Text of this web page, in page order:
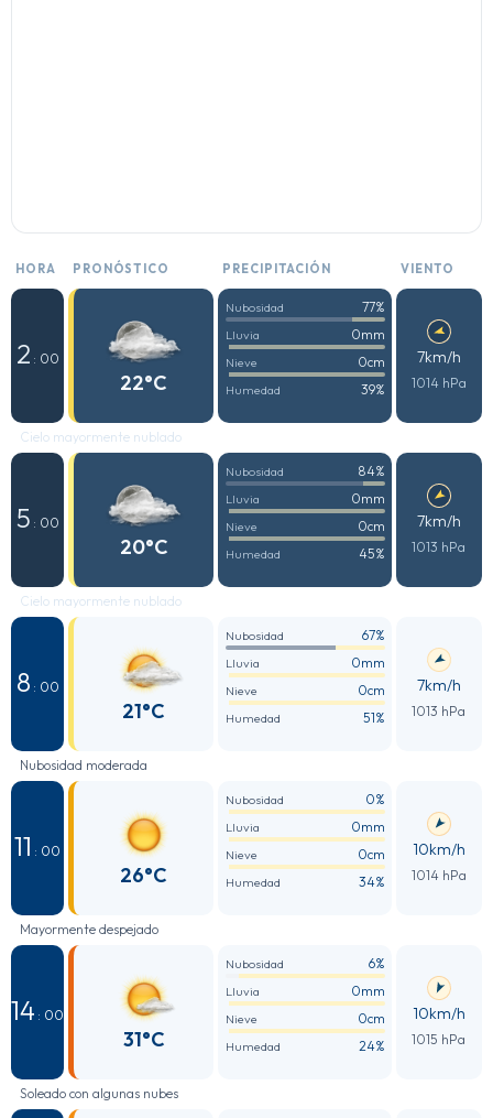
HORA PRONÓSTICO PRECIPITACIÓN VIENTO
2 : 00
22°C
Nubosidad 77%
Lluvia 0mm
Nieve 0cm
Humedad 39%
7km/h
1014 hPa
Cielo mayormente nublado
5 : 00
20°C
Nubosidad 84%
Lluvia 0mm
Nieve 0cm
Humedad 45%
7km/h
1013 hPa
Cielo mayormente nublado
8 : 00
21°C
Nubosidad 67%
Lluvia 0mm
Nieve 0cm
Humedad 51%
7km/h
1013 hPa
Nubosidad moderada
11 : 00
26°C
Nubosidad 0%
Lluvia 0mm
Nieve 0cm
Humedad 34%
10km/h
1014 hPa
Mayormente despejado
14 : 00
31°C
Nubosidad 6%
Lluvia 0mm
Nieve 0cm
Humedad 24%
10km/h
1015 hPa
Soleado con algunas nubes